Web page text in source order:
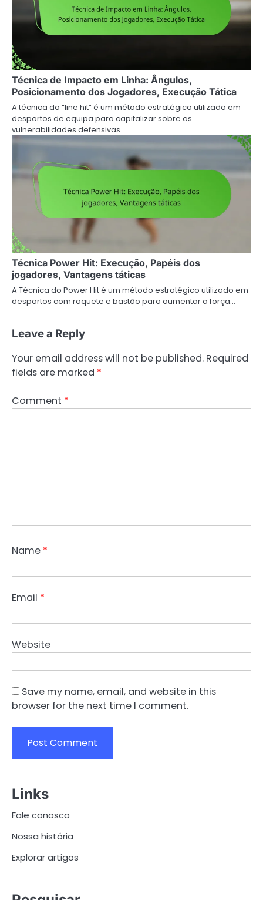
Técnica de Impacto em Linha: Ângulos,
Posicionamento dos Jogadores, Execução Tática
A técnica do “line hit” é um método estratégico utilizado em
desportos de equipa para capitalizar sobre as
vulnerabilidades defensivas…
Técnica Power Hit: Execução, Papéis dos
jogadores, Vantagens táticas
A Técnica do Power Hit é um método estratégico utilizado em
desportos com raquete e bastão para aumentar a força…
Leave a Reply
Your email address will not be published. Required
fields are marked *
Comment *
Name *
Email *
Website
Save my name, email, and website in this
browser for the next time I comment.
Links
Fale conosco
Nossa história
Explorar artigos